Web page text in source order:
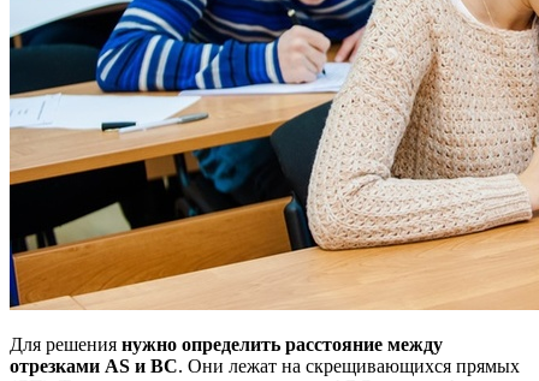
Для решения нужно определить расстояние между
отрезками AS и ВС. Они лежат на скрещивающихся прямых